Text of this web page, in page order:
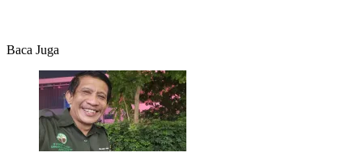
Baca Juga